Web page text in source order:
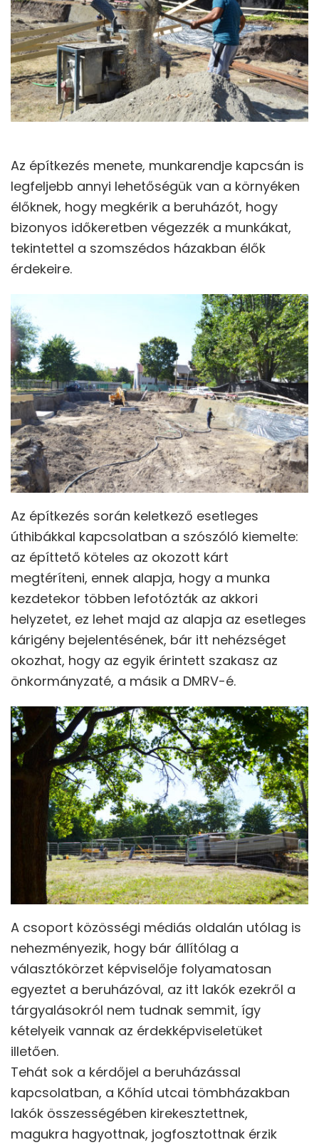
Az építkezés menete, munkarendje kapcsán is
legfeljebb annyi lehetőségük van a környéken
élőknek, hogy megkérik a beruházót, hogy
bizonyos időkeretben végezzék a munkákat,
tekintettel a szomszédos házakban élők
érdekeire.
Az építkezés során keletkező esetleges
úthibákkal kapcsolatban a szószóló kiemelte:
az építtető köteles az okozott kárt
megtéríteni, ennek alapja, hogy a munka
kezdetekor többen lefotózták az akkori
helyzetet, ez lehet majd az alapja az esetleges
kárigény bejelentésének, bár itt nehézséget
okozhat, hogy az egyik érintett szakasz az
önkormányzaté, a másik a DMRV-é.
A csoport közösségi médiás oldalán utólag is
nehezményezik, hogy bár állítólag a
választókörzet képviselője folyamatosan
egyeztet a beruházóval, az itt lakók ezekről a
tárgyalásokról nem tudnak semmit, így
kételyeik vannak az érdekképviseletüket
illetően.
Tehát sok a kérdőjel a beruházással
kapcsolatban, a Kőhíd utcai tömbházakban
lakók összességében kirekesztettnek,
magukra hagyottnak, jogfosztottnak érzik